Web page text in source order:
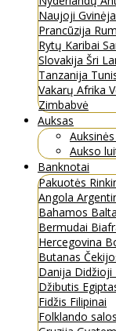
Naujoji Gvinėja
Prancūzija
Rytų Karibai
Slovakija Šri
Tanzanija
Vakarų Afrika
Zimbabvė
Auksas
Aukso
Banknotai
Pakuotės
Angola
Bahamos
Bermudai
Hercegovina
Butanas
Danija Didžioji
Džibutis
Fidžis Filipinai
Folklando salos